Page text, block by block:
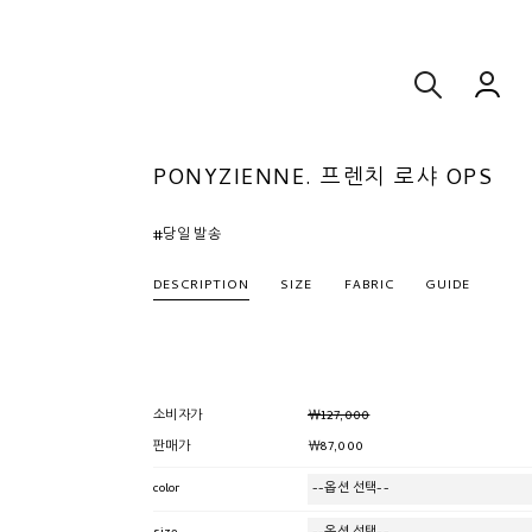
PONYZIENNE. 프렌치 로샤 OPS
#당일 발송
DESCRIPTION SIZE FABRIC GUIDE
소비자가 ￦127,000
판매가 ￦87,000
color